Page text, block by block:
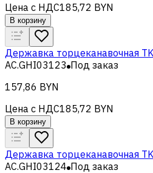
Цена с НДС185,72 BYN
В корзину
Державка торцеканавочная
AC.GHI03123 Под заказ
157,86 BYN
Цена с НДС185,72 BYN
В корзину
Державка торцеканавочная
AC.GHI03124 Под заказ